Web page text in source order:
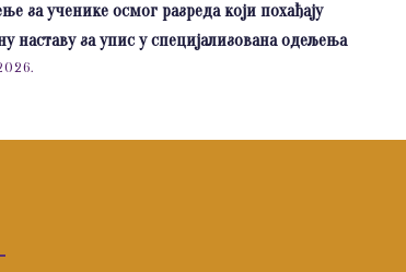
за ученике осмог разреда који похађају
наставу за упис у специјализована одељења